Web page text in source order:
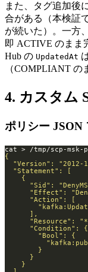
また、タグ追加後
合がある（本検証
が続いた）。一方
即 ACTIVE のまま
Hub の UpdatedAt
（COMPLIANT の
4. カスタム
ポリシー JSON
cat > /tmp/scp-msk-